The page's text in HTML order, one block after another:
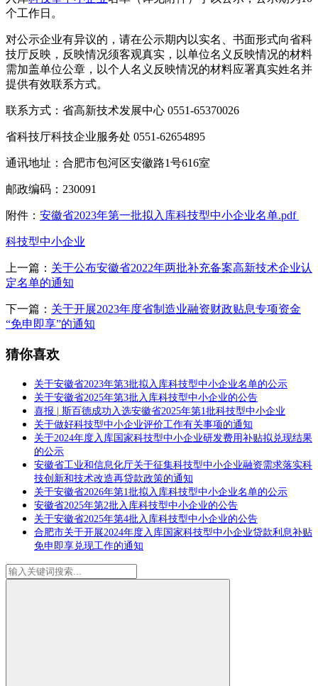
个工作日。
对公示企业有异议的，请在公示期内以实名、书面形式向省科
技厅反映，反映情况须客观真实，以单位名义反映情况的材料
需加盖单位公章，以个人名义反映情况的材料应署真实姓名并
提供有效联系方式。
联系方式：省高新技术发展中心 0551-65370026
省科技厅科技企业服务处 0551-62654895
通讯地址：合肥市包河区安徽路1号616室
邮政编码：230091
附件： 安徽省2023年第一批拟入库科技型中小企业名单.pdf
科技型中小企业
上一篇： 关于公布安徽省2022年两批补充备案高新技术企业认
定名单的通知
下一篇： 关于开展2023年度省制造业融资财政贴息专项资金
“免申即享”的通知
猜你喜欢
关于安徽省2023年第3批拟入库科技型中小企业名单的公示
关于安徽省2025年第3批入库科技型中小企业的公告
喜报 | 斯百德成功入选安徽省2025年第1批科技型中小企业
关于做好科技型中小企业评价工作有关事项的通知
关于2024年度入库国家科技型中小企业研发费用补贴拟兑现结果
的公示
安徽省工业和信息化厅关于征集科技型中小企业融资需求落实科
技创新和技术改造再贷款政策的通知
关于安徽省2026年第1批拟入库科技型中小企业名单的公示
安徽省2025年第2批入库科技型中小企业的公告
关于安徽省2025年第4批入库科技型中小企业的公告
合肥市关于开展2024年度入库国家科技型中小企业贷款利息补贴
免申即享兑现工作的通知